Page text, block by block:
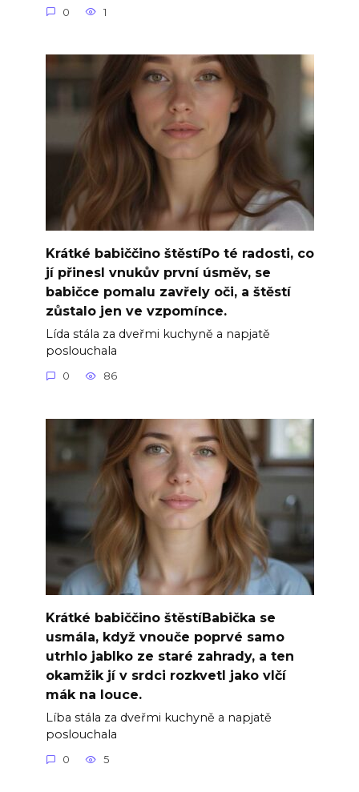
0 1
Krátké babiččino štěstíPo té radosti, co
jí přinesl vnukův první úsměv, se
babičce pomalu zavřely oči, a štěstí
zůstalo jen ve vzpomínce.
Lída stála za dveřmi kuchyně a napjatě
poslouchala
0 86
Krátké babiččino štěstíBabička se
usmála, když vnouče poprvé samo
utrhlo jablko ze staré zahrady, a ten
okamžik jí v srdci rozkvetl jako vlčí
mák na louce.
Líba stála za dveřmi kuchyně a napjatě
poslouchala
0 5